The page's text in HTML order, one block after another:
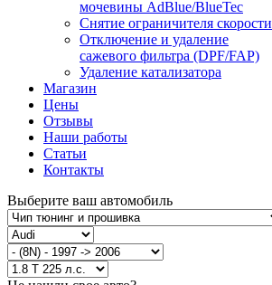
мочевины AdBlue/BlueTec
Снятие ограничителя скорости
Отключение и удаление
сажевого фильтра (DPF/FAP)
Удаление катализатора
Магазин
Цены
Отзывы
Наши работы
Статьи
Контакты
Выберите ваш автомобиль